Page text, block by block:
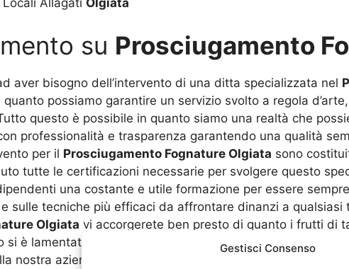
Gestisci Consenso
Allagati Olgiata
su Prosciugamento
aver bisogno dell’intervento di una ditta specializzata nel
possiamo garantire un servizio svolto a regola
questo è possibile in quanto siamo una realtà che
professionalità e trasparenza garantendo una qualità
per il Prosciugamento Fognature Olgiata sono
tutte le certificazioni necessarie per svolgere questo
una costante e utile formazione per essere
sulle tecniche più efficaci da affrontare dinanzi a qualsiasi
Olgiata vi accorgerete ben presto di quanto i frutti di
si è lamentato del nostro operato, ma anzi, il più delle
nostra azienda ad amici, parenti e colleghi. Grazie a